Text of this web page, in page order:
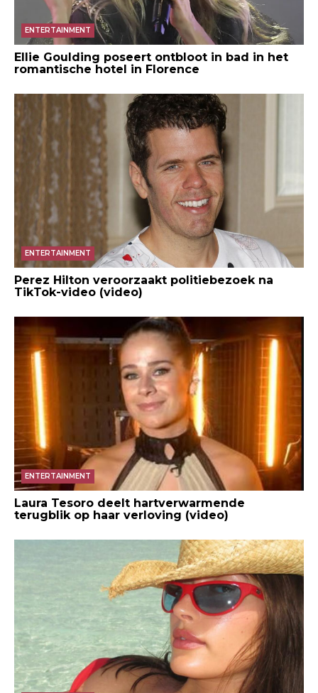
ENTERTAINMENT
Ellie Goulding poseert ontbloot in bad in het
romantische hotel in Florence
ENTERTAINMENT
Perez Hilton veroorzaakt politiebezoek na
TikTok-video (video)
ENTERTAINMENT
Laura Tesoro deelt hartverwarmende
terugblik op haar verloving (video)